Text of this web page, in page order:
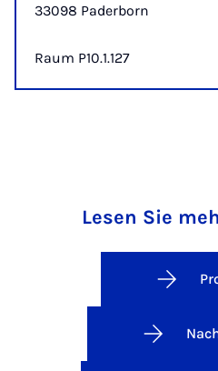
33098 Paderborn
Raum P10.1.127
Lesen Sie